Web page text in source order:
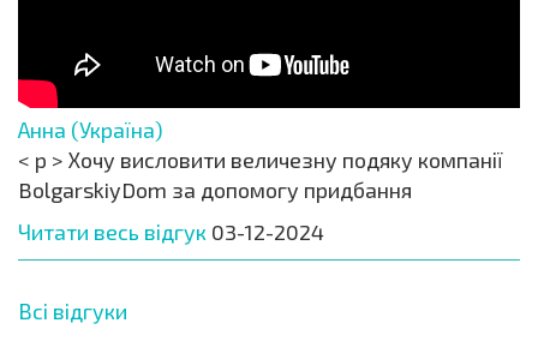
Анна (Україна)
< p > Хочу висловити величезну подяку компанії
BolgarskiyDom за допомогу придбання
Читати весь відгук 03-12-2024
Всі відгуки